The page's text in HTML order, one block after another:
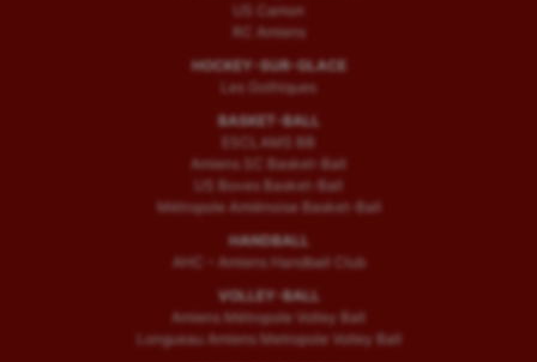
US Camon
RC Amiens
HOCKEY-SUR-GLACE
Les Gothiques
BASKET-BALL
ESCLAMS BB
Amiens SC Basket-Ball
US Boves Basket-Ball
Métropole Amiénoise Basket-Ball
HANDBALL
AHC – Amiens Handball Club
VOLLEY-BALL
Amiens Métropole Volley Ball
Longueau Amiens Metropole Volley Ball